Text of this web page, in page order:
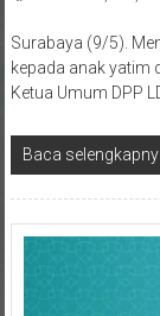
kepada anak yatim
Ketua Umum DPP